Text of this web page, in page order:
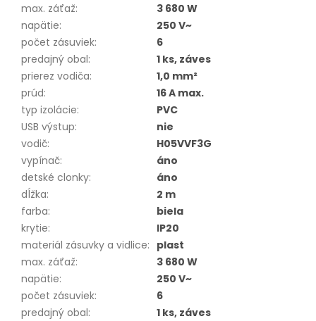
max. záťaž:
3 680 W
napätie:
250 V~
počet zásuviek:
6
predajný obal:
1 ks, záves
prierez vodiča:
1,0 mm²
prúd:
16 A max.
typ izolácie:
PVC
USB výstup:
nie
vodič:
H05VVF3G
vypínač:
áno
detské clonky:
áno
dĺžka:
2 m
farba:
biela
krytie:
IP20
materiál zásuvky a vidlice: plast
max. záťaž:
3 680 W
napätie:
250 V~
počet zásuviek:
6
predajný obal:
1 ks, záves